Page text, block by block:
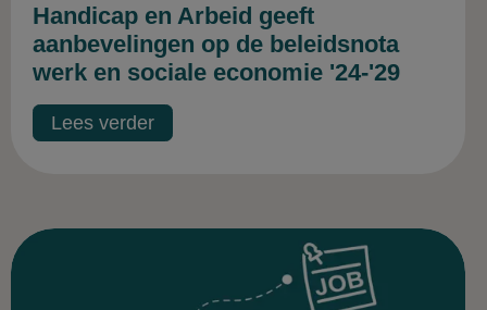
Handicap en Arbeid geeft
aanbevelingen op de beleidsnota
werk en sociale economie '24-'29
Lees verder